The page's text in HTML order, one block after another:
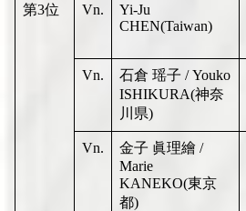
第3位 Vn.
Yi-Ju
CHEN(Taiwan)
Vn.
石倉 瑶子 / Youko
ISHIKURA(神奈
川県)
Vn.
金子 眞理繪 /
Marie
KANEKO(東京
都)